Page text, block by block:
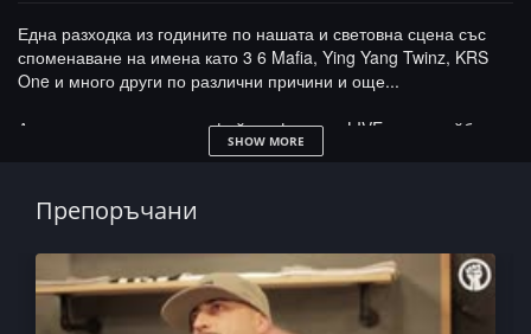
Една разходка из годините по нашата и световна сцена със
споменаване на имена като 3 6 Mafia, Ying Yang Twinz, KRS
One и много други по различни причини и още...
Арнеене, пари, участия, фейк цифри и ... LIVE-ове, плейбек,
славата, личното пространство!SHOW MORE
Препоръчани